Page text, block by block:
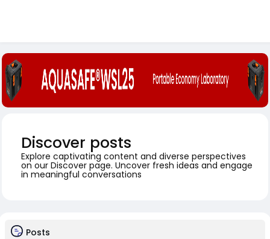
Discover posts
Explore captivating content and diverse perspectives
on our Discover page. Uncover fresh ideas and engage
in meaningful conversations
Posts